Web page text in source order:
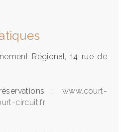
Régional, 14 rue de
: www.court-
circuit.fr